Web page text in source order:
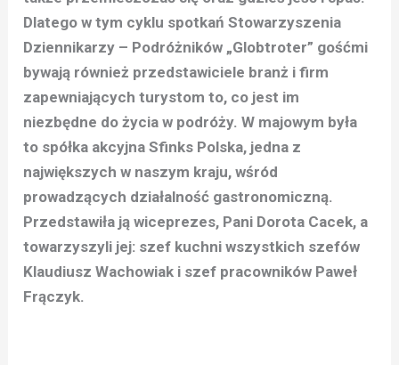
Dlatego w tym cyklu spotkań Stowarzyszenia
Dziennikarzy – Podróżników „Globtroter” gośćmi
bywają również przedstawiciele branż i firm
zapewniających turystom to, co jest im
niezbędne do życia w podróży. W majowym była
to spółka akcyjna Sfinks Polska, jedna z
największych w naszym kraju, wśród
prowadzących działalność gastronomiczną.
Przedstawiła ją wiceprezes, Pani Dorota Cacek, a
towarzyszyli jej: szef kuchni wszystkich szefów
Klaudiusz Wachowiak i szef pracowników Paweł
Frączyk.